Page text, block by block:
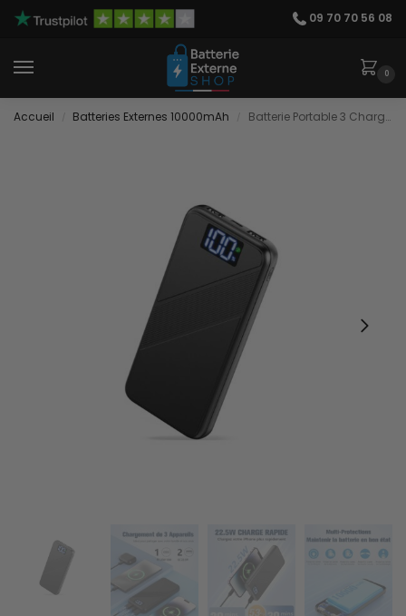
09 70 70 56 08
0
Accueil Batteries Externes 10000mAh Batterie Portable 3 Charges